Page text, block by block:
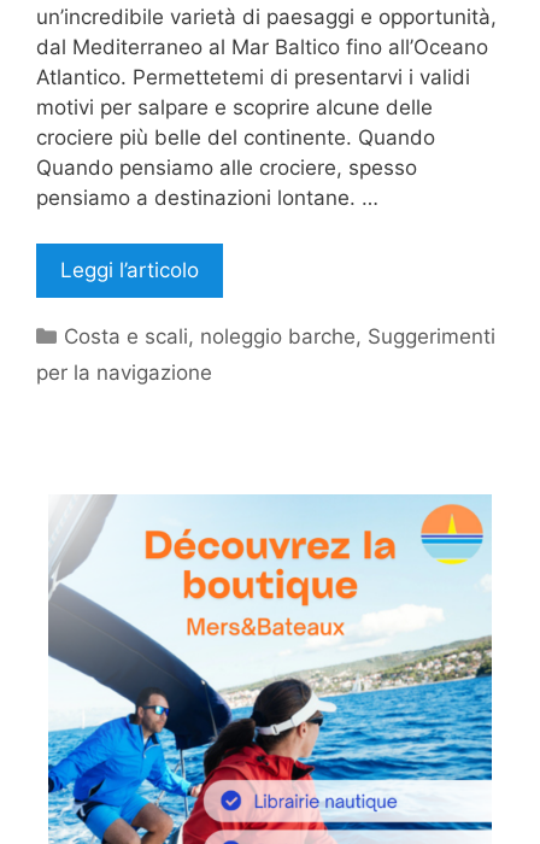
un’incredibile varietà di paesaggi e opportunità,
dal Mediterraneo al Mar Baltico fino all’Oceano
Atlantico. Permettetemi di presentarvi i validi
motivi per salpare e scoprire alcune delle
crociere più belle del continente. Quando
Quando pensiamo alle crociere, spesso
pensiamo a destinazioni lontane. …
Leggi l’articolo
Categorie
Costa e scali, noleggio barche, Suggerimenti
per la navigazione